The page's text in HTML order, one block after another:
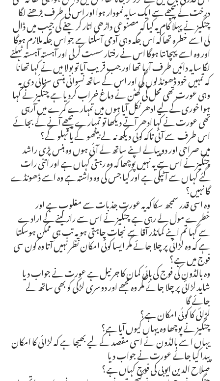
درخت کے پیچھے سے ایک سایہ نمودار ہوا اور اس کی طرف بڑھنے لگا
چنگیز نے پہلا کام یہ کیا کہ مصنوعی داڑھی اتار کر چغے کی جیب میں ڈال
لی اسے خطرہ تھا کہ اس جگہ وہی آدمی آسکتا ہے جو اس جگہ ملازم ہوگا
اور وہ اسے پہچانتا ہوگا اس نے رفتار سست کرلی اور آہستہ آہستہ ٹہلنے
لگا سایہ دائیں طرف آرہا تھا اور جب قریب آیا تو بولا میں نے کہا تھا نا
کہ تمہیں خود ڈھونڈ لوں گی اور اس کے ساتھ نسوانی ہنسی سنائی دی یہ
وہی عورت تھی محل کی گھٹن نے دماغ خراب کردیا ہے چنگیز نے کہا
ہوا خوری کے لیے ادھر نکل آیا ہوں میں تمہارے کمرے میں آرہی
تھی عورت نے کہا ادھر آتے دیکھا تو تمہارے پیچھے آنے کے بجائے
اس طرف سے آئی تاکہ کوئی دیکھ نہ لے بیٹھو گے یا ٹہلو گے؟
میں صراحی اور دو پیالے اپنے ساتھ لے آئی ہوں وہ ہنس پڑی راشد
چنگیز نے اس سے یہ نہیں پوچھا کہ وہ رہتی کہاں ہے اور اتنی رات
گئے کہاں سے آ ٹپکی ہے اور کیا جس کی وہ داشتہ ہے وہ اسے ڈھونڈے
گا نہیں؟
وہ اسی قدر سمجھ سکا کہ یہ عورت جذبات سے مغلوب ہے اور
خطرے مول لے رہی ہے چنگیز نے اس سے راز لینے کے ارادے
سے کہا تم اپنے کمانڈر آقا سے نجات چاہتی ہو یہ تب ہی ممکن ہوسکتا
ہے کہ وہ لڑائی پر چلا جائے مگر ایسا کوئی امکان نظر نہیں آتا وہ کون سی
فوج میں ہے؟
وہ بالڈون کی فوج کی ہائی کمان کا جرنیل ہے عورت نے جواب دیا
شاید لڑائی پر چلا جائے مگر وہ مجھے اور دوسری لڑکی کو بھی ساتھ لے
جائے گا
لڑائی کا کوئی امکان ہے؟
چنگیز نے پوچھا وہ یہاں کیوں آیا ہے؟
یہاں اسے بالڈون نے اسی مقصد کے لیے بھیجا ہے کہ لڑائی کا امکان
پیدا کیا جائے عورت نے جواب دیا
صلاح الدین ایوبی کی فوج کہاں ہے؟